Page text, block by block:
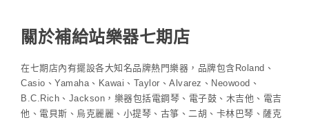
關於補給站樂器七期店
在七期店內有擺設各大知名品牌熱門樂器，品牌包含Roland、
Casio、Yamaha、Kawai、Taylor、Alvarez、Neowood、
B.C.Rich、Jackson，樂器包括電鋼琴、電子鼓、木吉他、電吉
他、電貝斯、烏克麗麗、小提琴、古箏、二胡、卡林巴琴、薩克